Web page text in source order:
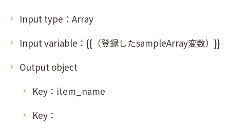
Input type：Array
Input variable：{{（登録したsampleArray変数）}}
Output object
Key：item_name
Key：